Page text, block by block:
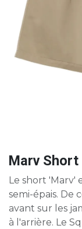
Marv
Le short 'Marv'
semi-épais. De
avant sur les
à l'arrière. Le